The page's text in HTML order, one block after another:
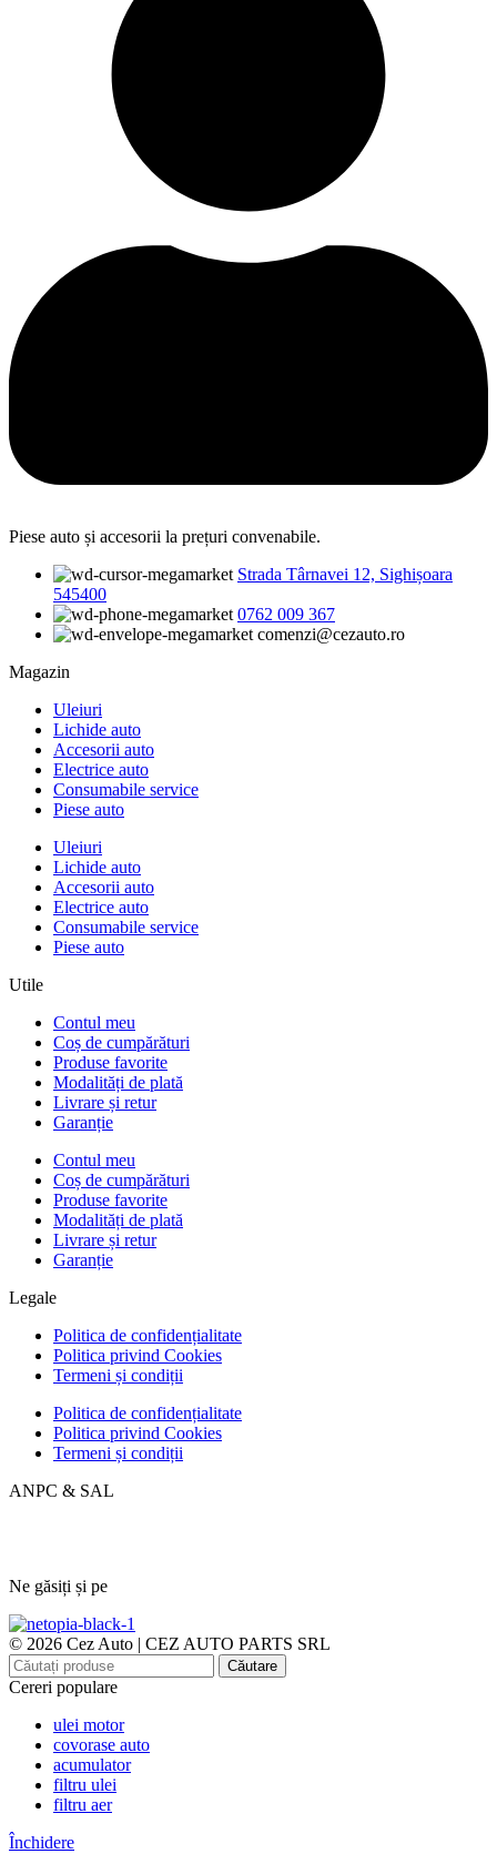
Piese auto și accesorii la prețuri convenabile.
Strada Târnavei 12, Sighișoara
545400
0762 009 367
comenzi@cezauto.ro
Magazin
Uleiuri
Lichide auto
Accesorii auto
Electrice auto
Consumabile service
Piese auto
Uleiuri
Lichide auto
Accesorii auto
Electrice auto
Consumabile service
Piese auto
Utile
Contul meu
Coș de cumpărături
Produse favorite
Modalități de plată
Livrare și retur
Garanție
Contul meu
Coș de cumpărături
Produse favorite
Modalități de plată
Livrare și retur
Garanție
Legale
Politica de confidențialitate
Politica privind Cookies
Termeni și condiții
Politica de confidențialitate
Politica privind Cookies
Termeni și condiții
ANPC & SAL
Ne găsiți și pe
© 2026 Cez Auto | CEZ AUTO PARTS SRL
Căutare
Cereri populare
ulei motor
covorase auto
acumulator
filtru ulei
filtru aer
Închidere